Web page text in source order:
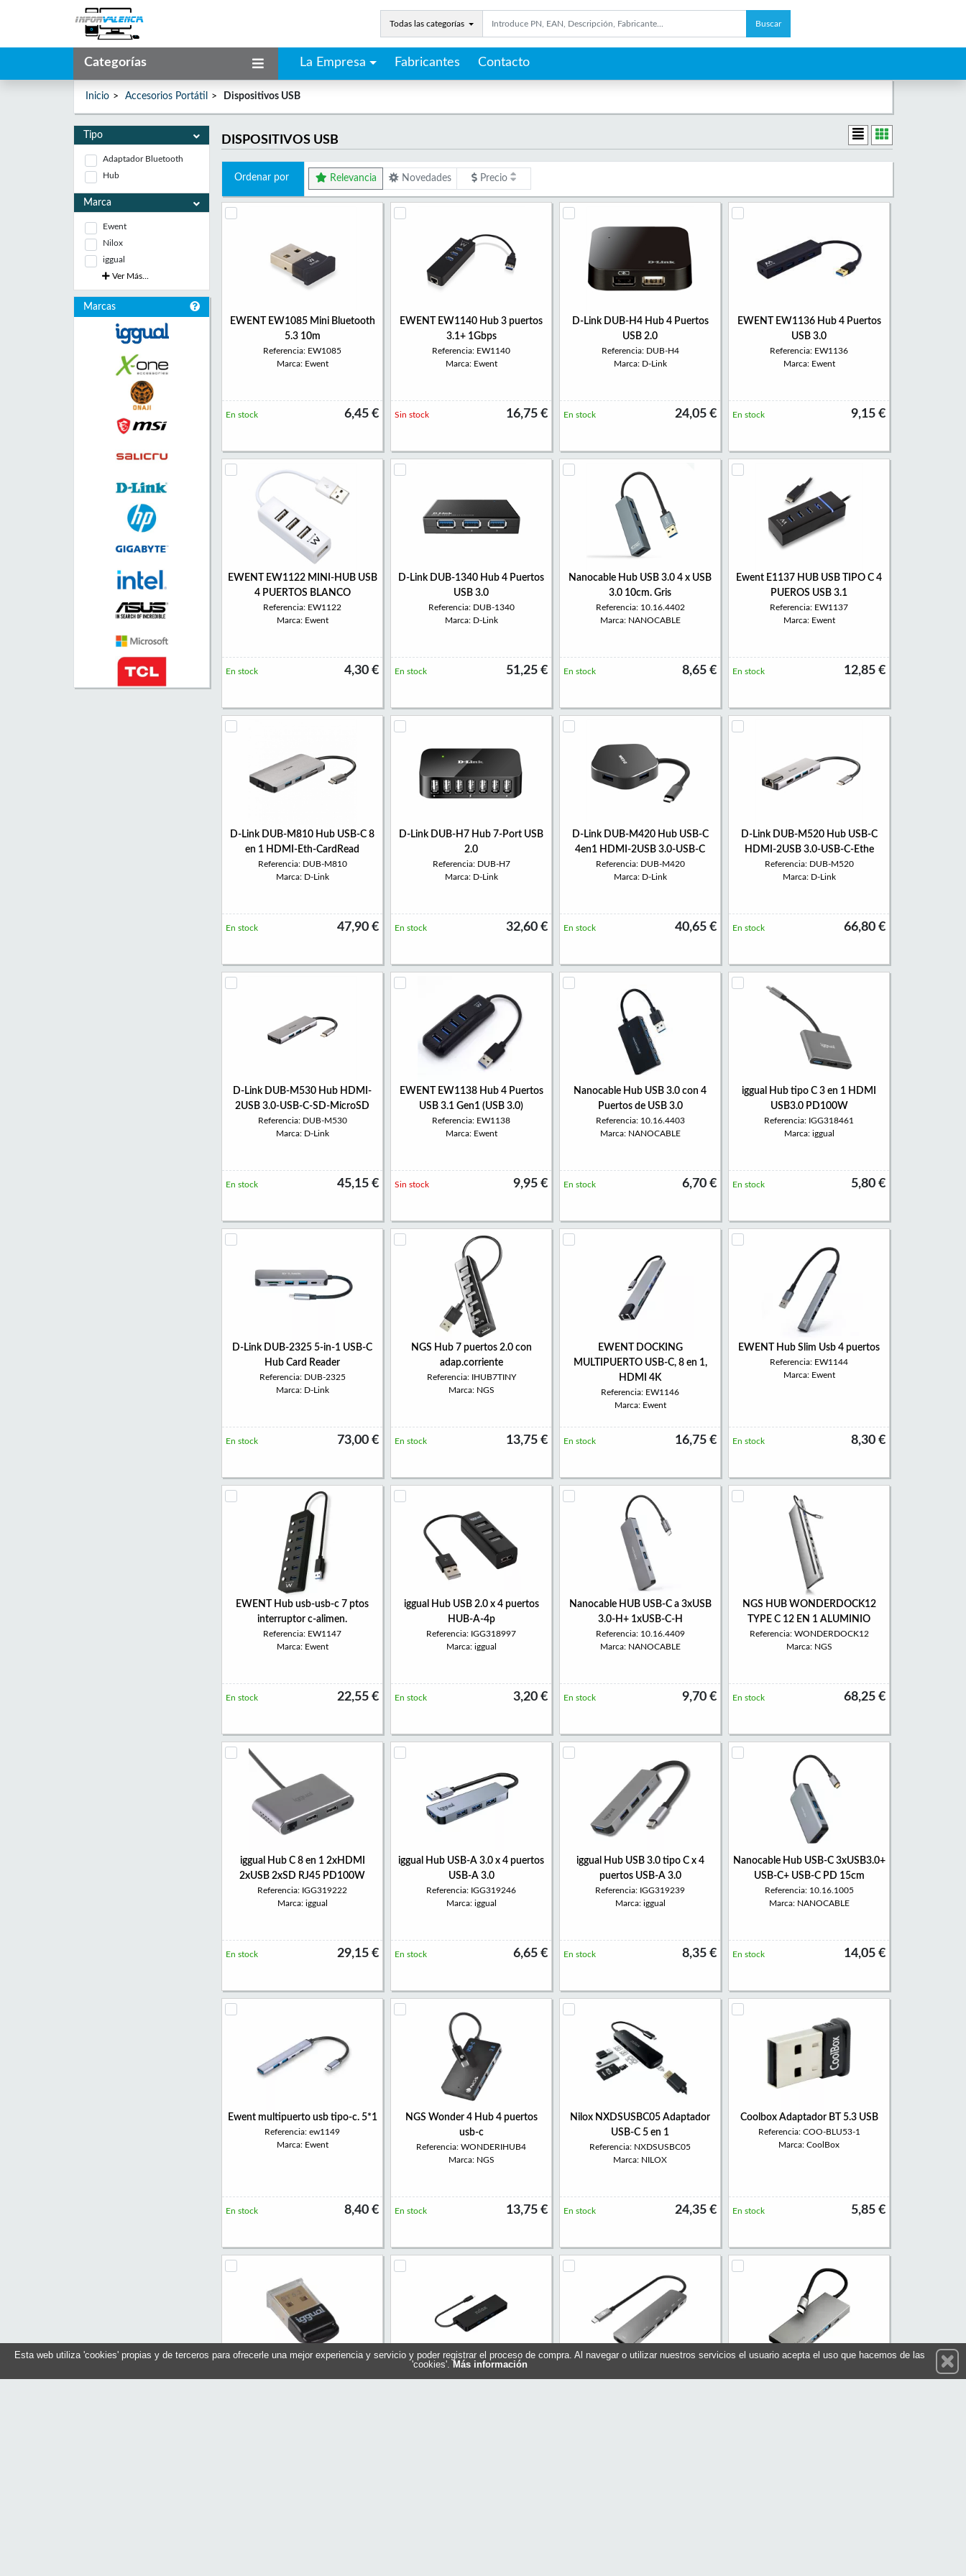
Todas las categorías Buscar
Categorías La Empresa Fabricantes Contacto
Inicio Accesorios Portátil Dispositivos USB
Tipo
Adaptador Bluetooth
Hub
Marca
Ewent
Nilox
iggual
Ver Más...
Marcas
DISPOSITIVOS USB
Ordenar por Relevancia Novedades Precio
EWENT EW1085 Mini Bluetooth
5.3 10m
Referencia: EW1085
Marca: Ewent
6,45 €
En stock
EWENT EW1140 Hub 3 puertos
3.1+ 1Gbps
Referencia: EW1140
Marca: Ewent
16,75 €
Sin stock
D-Link DUB-H4 Hub 4 Puertos
USB 2.0
Referencia: DUB-H4
Marca: D-Link
24,05 €
En stock
EWENT EW1136 Hub 4 Puertos
USB 3.0
Referencia: EW1136
Marca: Ewent
9,15 €
En stock
EWENT EW1122 MINI-HUB USB
4 PUERTOS BLANCO
Referencia: EW1122
Marca: Ewent
4,30 €
En stock
D-Link DUB-1340 Hub 4 Puertos
USB 3.0
Referencia: DUB-1340
Marca: D-Link
51,25 €
En stock
Nanocable Hub USB 3.0 4 x USB
3.0 10cm. Gris
Referencia: 10.16.4402
Marca: NANOCABLE
8,65 €
En stock
Ewent E1137 HUB USB TIPO C 4
PUEROS USB 3.1
Referencia: EW1137
Marca: Ewent
12,85 €
En stock
D-Link DUB-M810 Hub USB-C 8
en 1 HDMI-Eth-CardRead
Referencia: DUB-M810
Marca: D-Link
47,90 €
En stock
D-Link DUB-H7 Hub 7-Port USB
2.0
Referencia: DUB-H7
Marca: D-Link
32,60 €
En stock
D-Link DUB-M420 Hub USB-C
4en1 HDMI-2USB 3.0-USB-C
Referencia: DUB-M420
Marca: D-Link
40,65 €
En stock
D-Link DUB-M520 Hub USB-C
HDMI-2USB 3.0-USB-C-Ethe
Referencia: DUB-M520
Marca: D-Link
66,80 €
En stock
D-Link DUB-M530 Hub HDMI-
2USB 3.0-USB-C-SD-MicroSD
Referencia: DUB-M530
Marca: D-Link
45,15 €
En stock
EWENT EW1138 Hub 4 Puertos
USB 3.1 Gen1 (USB 3.0)
Referencia: EW1138
Marca: Ewent
9,95 €
Sin stock
Nanocable Hub USB 3.0 con 4
Puertos de USB 3.0
Referencia: 10.16.4403
Marca: NANOCABLE
6,70 €
En stock
iggual Hub tipo C 3 en 1 HDMI
USB3.0 PD100W
Referencia: IGG318461
Marca: iggual
5,80 €
En stock
D-Link DUB-2325 5-in-1 USB-C
Hub Card Reader
Referencia: DUB-2325
Marca: D-Link
73,00 €
En stock
NGS Hub 7 puertos 2.0 con
adap.corriente
Referencia: IHUB7TINY
Marca: NGS
13,75 €
En stock
EWENT DOCKING
MULTIPUERTO USB-C, 8 en 1,
HDMI 4K
Referencia: EW1146
Marca: Ewent
16,75 €
En stock
EWENT Hub Slim Usb 4 puertos
Referencia: EW1144
Marca: Ewent
8,30 €
En stock
EWENT Hub usb-usb-c 7 ptos
interruptor c-alimen.
Referencia: EW1147
Marca: Ewent
22,55 €
En stock
iggual Hub USB 2.0 x 4 puertos
HUB-A-4p
Referencia: IGG318997
Marca: iggual
3,20 €
En stock
Nanocable HUB USB-C a 3xUSB
3.0-H+ 1xUSB-C-H
Referencia: 10.16.4409
Marca: NANOCABLE
9,70 €
En stock
NGS HUB WONDERDOCK12
TYPE C 12 EN 1 ALUMINIO
Referencia: WONDERDOCK12
Marca: NGS
68,25 €
En stock
iggual Hub C 8 en 1 2xHDMI
2xUSB 2xSD RJ45 PD100W
Referencia: IGG319222
Marca: iggual
29,15 €
En stock
iggual Hub USB-A 3.0 x 4 puertos
USB-A 3.0
Referencia: IGG319246
Marca: iggual
6,65 €
En stock
iggual Hub USB 3.0 tipo C x 4
puertos USB-A 3.0
Referencia: IGG319239
Marca: iggual
8,35 €
En stock
Nanocable Hub USB-C 3xUSB3.0+
USB-C+ USB-C PD 15cm
Referencia: 10.16.1005
Marca: NANOCABLE
14,05 €
En stock
Ewent multipuerto usb tipo-c. 5*1
Referencia: ew1149
Marca: Ewent
8,40 €
En stock
NGS Wonder 4 Hub 4 puertos
usb-c
Referencia: WONDERIHUB4
Marca: NGS
13,75 €
En stock
Nilox NXDSUSBC05 Adaptador
USB-C 5 en 1
Referencia: NXDSUSBC05
Marca: NILOX
24,35 €
En stock
Coolbox Adaptador BT 5.3 USB
Referencia: COO-BLU53-1
Marca: CoolBox
5,85 €
En stock
Esta web utiliza 'cookies' propias y de terceros para ofrecerle una mejor experiencia y servicio y poder registrar el proceso de compra. Al navegar o utilizar nuestros servicios el usuario acepta el uso que hacemos de las
'cookies'. Más información